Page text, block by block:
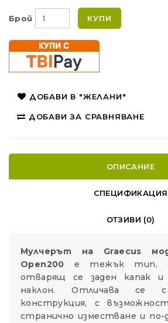
Брой КУПИ
ДОБАВИ В "ЖЕЛАНИ"
ДОБАВИ ЗА СРАВНЯВАНЕ
ОПИСАНИЕ
СПЕЦИФИКАЦИЯ
ОТЗИВИ (0)
Мулчерът на Graecus
Open200 е тежък тип, с
отварящ се заден капак и
наклон. Отличава се с
конструкция, с
странично изместване и по-